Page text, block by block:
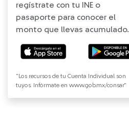
regístrate con tu INE o
pasaporte para conocer el
monto que llevas acumulado.
"Los recursos de tu Cuenta Individual son
tuyos. Infórmate en www.gob.mx/consar"